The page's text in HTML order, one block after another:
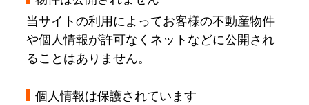
当サイトの利用によってお客様の不動産物件
や個人情報が許可なくネットなどに公開され
ることはありません。
個人情報は保護されています